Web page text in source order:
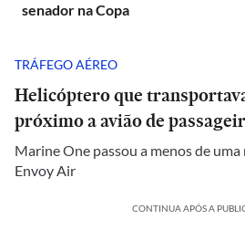
senador na Copa
TRÁFEGO AÉREO
Helicóptero que
próximo a avião de
Marine One passou a menos de
Envoy Air
CONTINUA APÓS A